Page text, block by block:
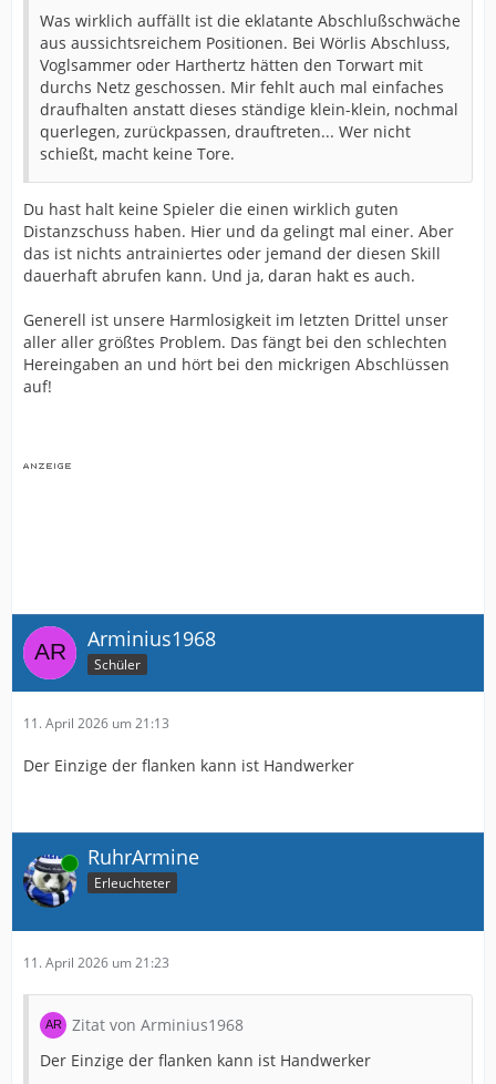
Was wirklich auffällt ist die eklatante Abschlußschwäche
aus aussichtsreichem Positionen. Bei Wörlis Abschluss,
Voglsammer oder Harthertz hätten den Torwart mit
durchs Netz geschossen. Mir fehlt auch mal einfaches
draufhalten anstatt dieses ständige klein-klein, nochmal
querlegen, zurückpassen, drauftreten... Wer nicht
schießt, macht keine Tore.
Du hast halt keine Spieler die einen wirklich guten
Distanzschuss haben. Hier und da gelingt mal einer. Aber
das ist nichts antrainiertes oder jemand der diesen Skill
dauerhaft abrufen kann. Und ja, daran hakt es auch.
Generell ist unsere Harmlosigkeit im letzten Drittel unser
aller aller größtes Problem. Das fängt bei den schlechten
Hereingaben an und hört bei den mickrigen Abschlüssen
auf!
Arminius1968
Schüler
11. April 2026 um 21:13
Der Einzige der flanken kann ist Handwerker
Online RuhrArmine
Erleuchteter
11. April 2026 um 21:23
Zitat von Arminius1968
Der Einzige der flanken kann ist Handwerker